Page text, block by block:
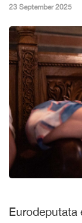
,23 September 2025
Eurodeputata